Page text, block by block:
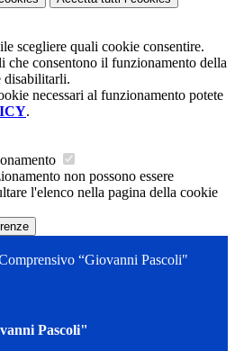
scegliere quali cookie consentire.
che consentono il funzionamento della
disabilitarli.
necessari al funzionamento potete
.
non possono essere
l'elenco nella pagina della cookie
“Giovanni Pascoli"
Pascoli"